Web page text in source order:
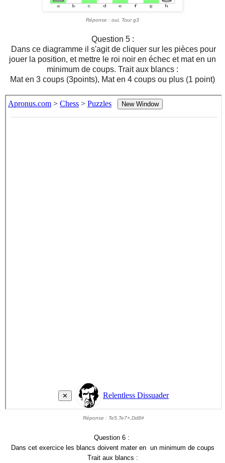
Réponse : oui, Tour g3
Question 5 :
Dans ce diagramme il s'agit de cliquer sur les pièces pour
jouer la position, et mettre le roi noir en échec et mat en un
minimum de coups. Trait aux blancs :
Mat en 3 coups (3points), Mat en 4 coups ou plus (1 point)
Réponse : Te5,Te7+,Dd8#
Question 6 :
Dans cet exercice les blancs doivent mater en un minimum de coups
Trait aux blancs :